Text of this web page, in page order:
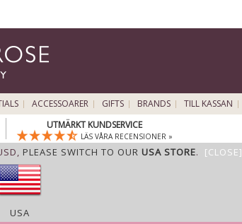
ACCESSOARER GIFTS BRANDS
TILL KASSAN
UTMÄRKT KUNDSERVICE
LÄS VÅRA RECENSIONER »
PLEASE SWITCH TO OUR USA STORE. [CLOSE]
USA